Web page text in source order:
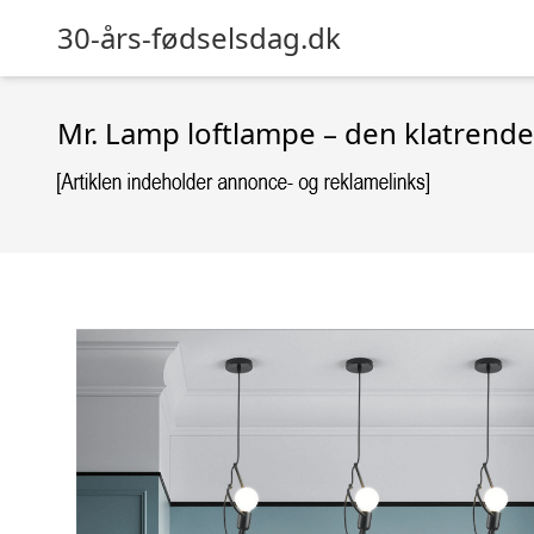
30-års-fødselsdag.dk
Mr. Lamp loftlampe – den